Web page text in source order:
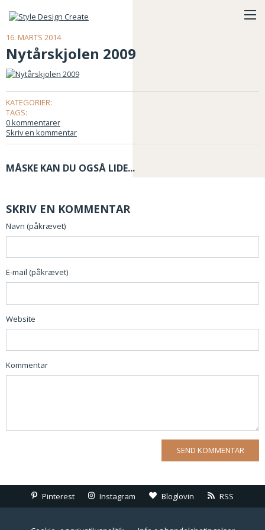
16. MARTS 2014
Nytårskjolen 2009
KATEGORIER:
TAGS:
0 kommentarer
Skriv en kommentar
MÅSKE KAN DU OGSÅ LIDE...
SKRIV EN KOMMENTAR
Navn (påkrævet)
E-mail (påkrævet)
Website
Kommentar
Pinterest Instagram Bloglovin RSS